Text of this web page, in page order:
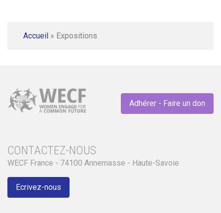
Accueil » Expositions
Adhérer - Faire un don
CONTACTEZ-NOUS
WECF France - 74100 Annemasse - Haute-Savoie
Ecrivez-nous